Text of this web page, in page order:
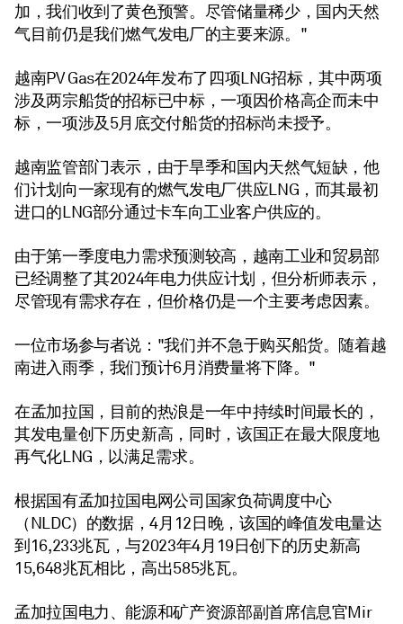
加，我们收到了黄色预警。尽管储量稀少，国内天然
气目前仍是我们燃气发电厂的主要来源。"
越南PV Gas在2024年发布了四项LNG招标，其中两项
涉及两宗船货的招标已中标，一项因价格高企而未中
标，一项涉及5月底交付船货的招标尚未授予。
越南监管部门表示，由于旱季和国内天然气短缺，他
们计划向一家现有的燃气发电厂供应LNG，而其最初
进口的LNG部分通过卡车向工业客户供应的。
由于第一季度电力需求预测较高，越南工业和贸易部
已经调整了其2024年电力供应计划，但分析师表示，
尽管现有需求存在，但价格仍是一个主要考虑因素。
一位市场参与者说："我们并不急于购买船货。随着越
南进入雨季，我们预计6月消费量将下降。"
在孟加拉国，目前的热浪是一年中持续时间最长的，
其发电量创下历史新高，同时，该国正在最大限度地
再气化LNG，以满足需求。
根据国有孟加拉国电网公司国家负荷调度中心
（NLDC）的数据，4月12日晚，该国的峰值发电量达
到16,233兆瓦，与2023年4月19日创下的历史新高
15,648兆瓦相比，高出585兆瓦。
孟加拉国电力、能源和矿产资源部副首席信息官Mir